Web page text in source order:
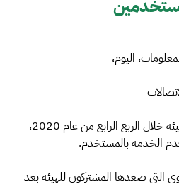
اليوم،
من حيث الشكاوى المصعدة للهيئة خلال الربع الرابع من عام 2020،
الخدمة بالمستخدم.
التي صعدها المشتركون للهيئة بعد